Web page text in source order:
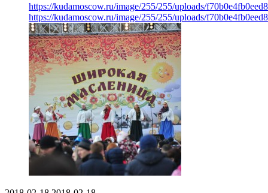
https://kudamoscow.ru/image/255/255/uploads/
https://kudamoscow.ru/image/255/255/uploads/